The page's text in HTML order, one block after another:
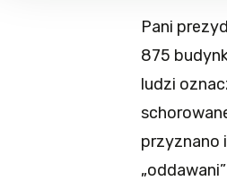
Pani
875
ludzi
przyznano